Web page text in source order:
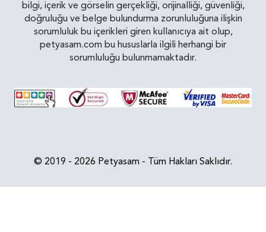
bilgi, içerik ve görselin gerçekliği, orijinalliği, güvenliği,
doğruluğu ve belge bulundurma zorunluluğuna ilişkin
sorumluluk bu içerikleri giren kullanıcıya ait olup,
petyasam.com bu hususlarla ilgili herhangi bir
sorumluluğu bulunmamaktadır.
© 2019 - 2026 Petyasam - Tüm Hakları Saklıdır.